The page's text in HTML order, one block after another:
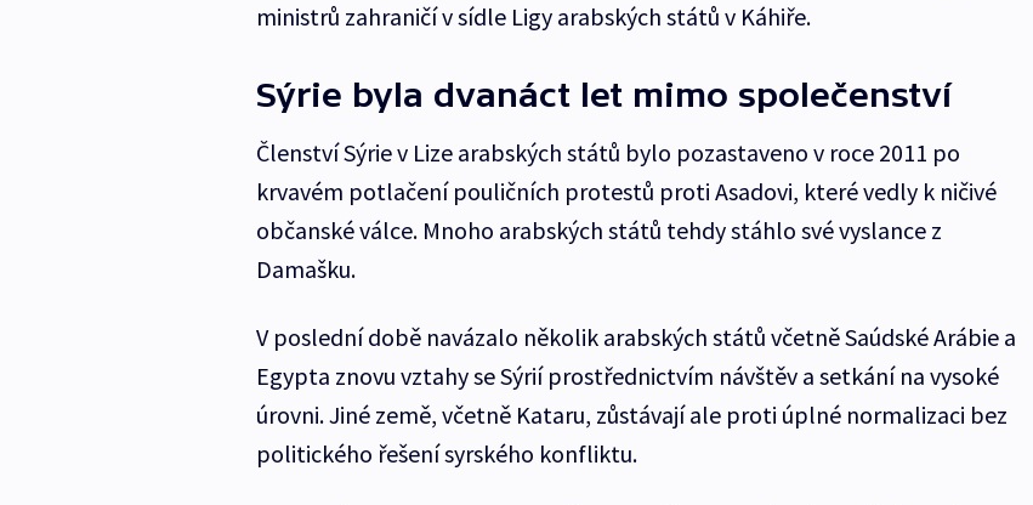
ministrů zahraničí v sídle Ligy arabských států v Káhiře.
Sýrie byla dvanáct let mimo společenství
Členství Sýrie v Lize arabských států bylo pozastaveno v roce 2011 po
krvavém potlačení pouličních protestů proti Asadovi, které vedly k ničivé
občanské válce. Mnoho arabských států tehdy stáhlo své vyslance z
Damašku.
V poslední době navázalo několik arabských států včetně Saúdské Arábie a
Egypta znovu vztahy se Sýrií prostřednictvím návštěv a setkání na vysoké
úrovni. Jiné země, včetně Kataru, zůstávají ale proti úplné normalizaci bez
politického řešení syrského konfliktu.